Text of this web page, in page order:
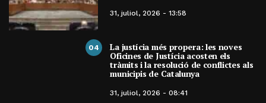
31, juliol, 2026 - 13:58
04 La justícia més propera: les noves
Oficines de Justícia acosten els
tràmits i la resolució de conflictes als
municipis de Catalunya
31, juliol, 2026 - 08:41